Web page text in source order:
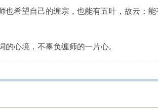
希望自己的缠宗，也能有五叶，故云：能
心境，不辜负缠师的一片心。